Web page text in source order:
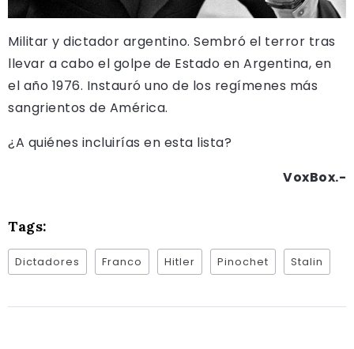
Militar y dictador argentino. Sembró el terror tras
llevar a cabo el golpe de Estado en Argentina, en
el año 1976. Instauró uno de los regímenes más
sangrientos de América.
¿A quiénes incluirías en esta lista?
VoxBox.-
Tags:
Dictadores Franco Hitler Pinochet Stalin